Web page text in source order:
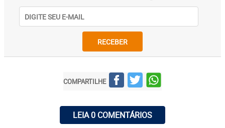
RECEBER
COMPARTILHE
LEIA 0 COMENTÁRIOS